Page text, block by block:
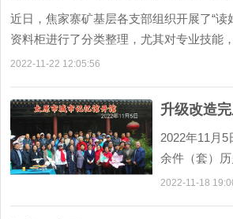
近日，焦家寨矿基层各支部组织开展了“
资料柜进行了分类整理，尤其对专业技能
2022-11-22 12:05:56
升级改造
2022年11月
余件（套）
2022-11-18